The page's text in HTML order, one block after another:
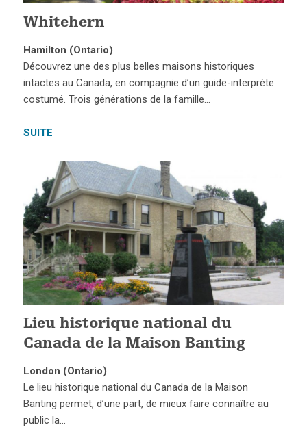
Whitehern
Hamilton (Ontario)
Découvrez une des plus belles maisons historiques
intactes au Canada, en compagnie d’un guide-interprète
costumé. Trois générations de la famille…
SUITE
Lieu historique national du
Canada de la Maison Banting
London (Ontario)
Le lieu historique national du Canada de la Maison
Banting permet, d’une part, de mieux faire connaître au
public la…